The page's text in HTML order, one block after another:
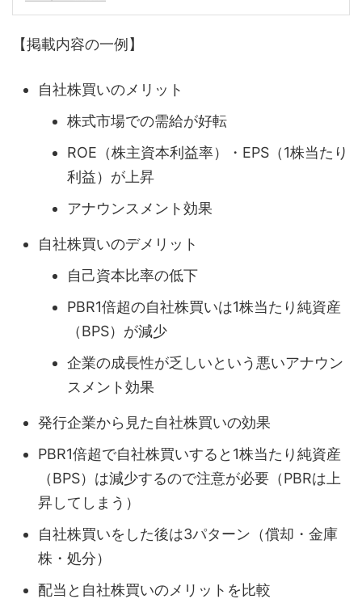
【掲載内容の一例】
自社株買いのメリット
株式市場での需給が好転
ROE（株主資本利益率）・EPS（1株当たり
利益）が上昇
アナウンスメント効果
自社株買いのデメリット
自己資本比率の低下
PBR1倍超の自社株買いは1株当たり純資産
（BPS）が減少
企業の成長性が乏しいという悪いアナウン
スメント効果
発行企業から見た自社株買いの効果
PBR1倍超で自社株買いすると1株当たり純資産
（BPS）は減少するので注意が必要（PBRは上
昇してしまう）
自社株買いをした後は3パターン（償却・金庫
株・処分）
配当と自社株買いのメリットを比較